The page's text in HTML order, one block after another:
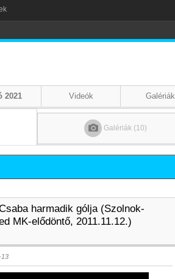
2021 Videók Galériák
Galériák (10)
harmadik gólja (Szolnok-
MK-elődöntő, 2011.11.12.)
13